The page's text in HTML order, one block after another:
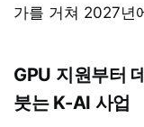
가를 거쳐 2027년
GPU 지원부터
붓는 K-AI 사업